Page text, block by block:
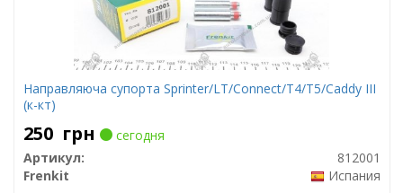
Направляюча супорта Sprinter/LT/Connect/T4/T5/Caddy III
(к-кт)
250 грн
сегодня
Артикул:
812001
Frenkit
Испания